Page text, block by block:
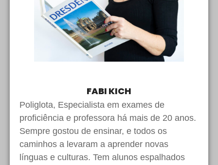
FABI KICH
Poliglota, Especialista em exames de
proficiência e professora há mais de 20 anos.
Sempre gostou de ensinar, e todos os
caminhos a levaram a aprender novas
línguas e culturas. Tem alunos espalhados